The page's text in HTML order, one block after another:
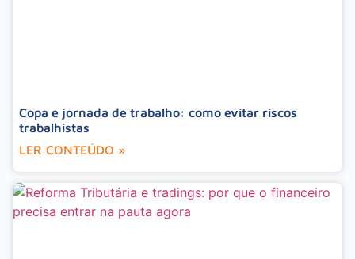
Copa e jornada de trabalho: como evitar riscos
trabalhistas
LER CONTEÚDO »